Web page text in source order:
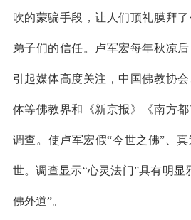
吹的蒙骗手段，让人们顶礼膜拜
弟子们的信任。卢军宏每年秋凉后
引起媒体高度关注，中国佛教协
体等佛教界和《新京报》《南方
调查。使卢军宏假“今世之佛”、
世。调查显示“心灵法门”具有明显
佛外道”。